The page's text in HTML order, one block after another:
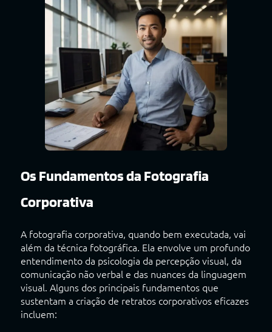
Os Fundamentos da Fotografia
Corporativa
A fotografia corporativa, quando bem executada, vai
além da técnica fotográfica. Ela envolve um profundo
entendimento da psicologia da percepção visual, da
comunicação não verbal e das nuances da linguagem
visual. Alguns dos principais fundamentos que
sustentam a criação de retratos corporativos eficazes
incluem: